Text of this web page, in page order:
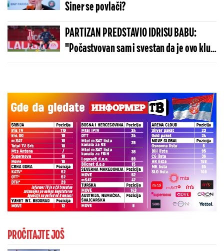
Siner se povlači?
PARTIZAN PREDSTAVIO IDRISU BABU:
"Počastvovan sam i svestan da je ovo klub
sa velikom istorijom"
PROČITAJTE JOŠ